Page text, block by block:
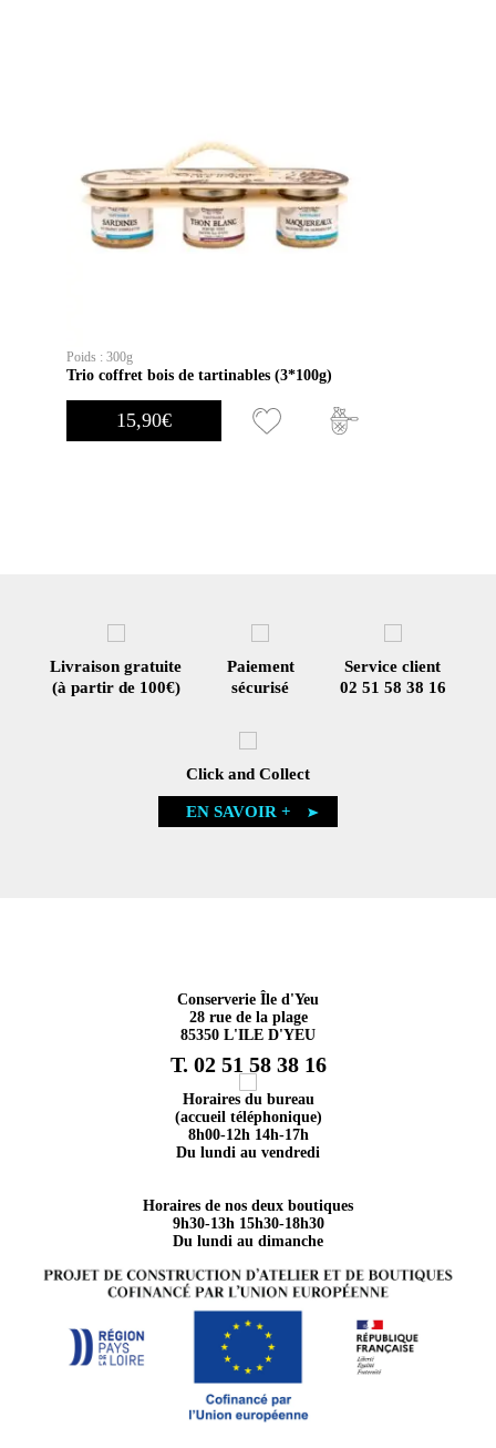
Poids : 300g
Trio coffret bois de tartinables (3*100g)
15,90€
Livraison gratuite
(à partir de 100€)
Paiement
sécurisé
Service client
02 51 58 38 16
Click and Collect
EN SAVOIR +
Conserverie Île d'Yeu
28 rue de la plage
85350 L'ILE D'YEU
T. 02 51 58 38 16
Horaires du bureau
(accueil téléphonique)
8h00-12h 14h-17h
Du lundi au vendredi
Horaires de nos deux boutiques
9h30-13h 15h30-18h30
Du lundi au dimanche